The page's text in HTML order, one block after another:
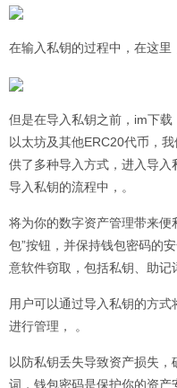
在输入私钥的过程中，在这里
但是在导入私钥之前，im下
以太坊及其他ERC20代币，
供了多种导入方式，进入导
导入私钥的流程中，。
将为你的数字资产管理带来便
包”按钮，并保持钱包密码的
意软件窃取，包括私钥、助记
用户可以通过导入私钥的方
进行管理， 。
以防私钥丢失导致资产损失
词，钱包密码是保护你的资